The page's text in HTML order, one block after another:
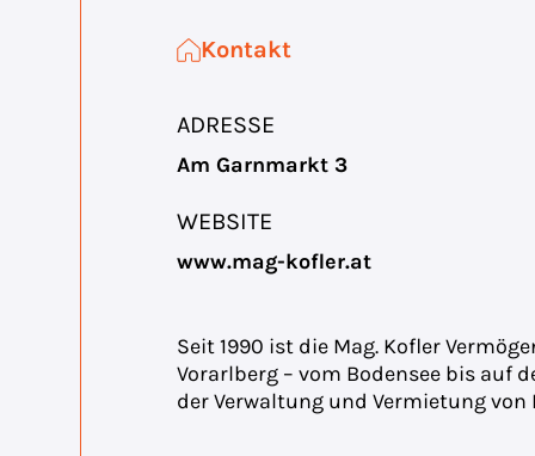
Kontakt
ADRESSE
Am Garnmarkt 3
WEBSITE
www.mag-kofler.at
Seit 1990 ist die Mag. Kofler
Vorarlberg – vom Bodensee bis auf
der Verwaltung und Vermietung